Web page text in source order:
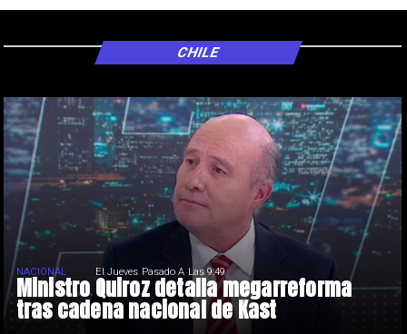
Ministro Quiroz detalla megarreforma
tras cadena nacional de Kast
NACIONAL El Jueves Pasado A Las 9:49
CHILE